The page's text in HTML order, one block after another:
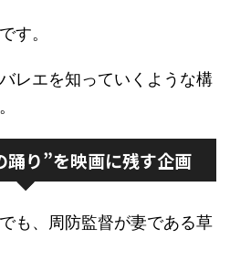
す。
レエを知っていくような構
踊り”を映画に残す企画
も、周防監督が妻である草